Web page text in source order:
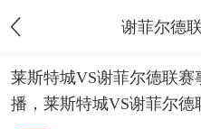
谢菲尔德
莱斯特城VS谢菲尔德联赛
播，莱斯特城VS谢菲尔德